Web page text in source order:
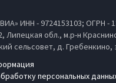
ИНН - 9724153103; ОГРН -
Липецкая обл., м.р-н
сельсовет, д. Гребенкино,
персональных